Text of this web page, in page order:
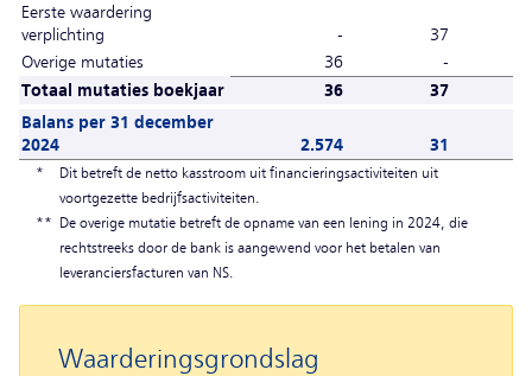
Eerste waardering
verplichting
- 37
Overige mutaties
36 -
Totaal mutaties boekjaar
36 37
Balans per 31 december
2024
2.574 31
*
Dit betreft de netto kasstroom uit financieringsactiviteiten uit
voortgezette bedrijfsactiviteiten.
** De overige mutatie betreft de opname van een lening in 2024, die
rechtstreeks door de bank is aangewend voor het betalen van
leveranciersfacturen van NS.
Waarderingsgrondslag